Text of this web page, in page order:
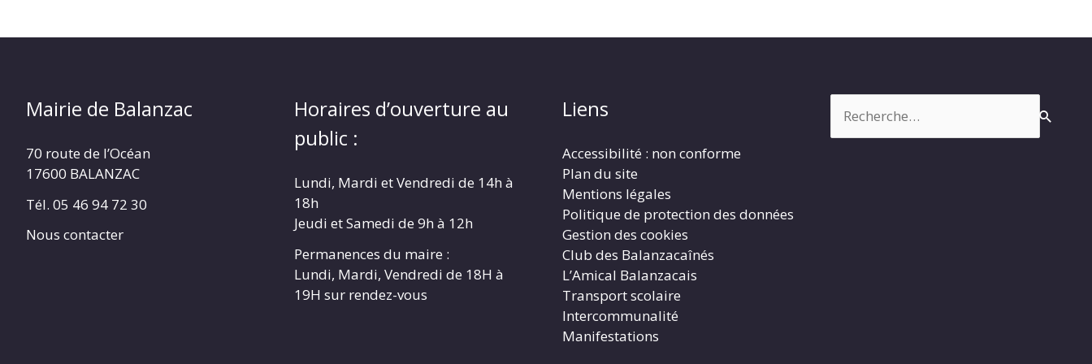
Mairie de Balanzac
70 route de l’Océan
17600 BALANZAC
Tél. 05 46 94 72 30
Nous contacter
Horaires d’ouverture au
public :
Lundi, Mardi et Vendredi de 14h à
18h
Jeudi et Samedi de 9h à 12h
Permanences du maire :
Lundi, Mardi, Vendredi de 18H à
19H sur rendez-vous
Liens
Accessibilité : non conforme
Plan du site
Mentions légales
Politique de protection des données
Gestion des cookies
Club des Balanzacaînés
L’Amical Balanzacais
Transport scolaire
Intercommunalité
Manifestations